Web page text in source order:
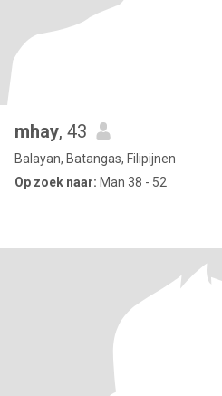
mhay, 43
Balayan, Batangas, Filipijnen
Op zoek naar: Man 38 - 52